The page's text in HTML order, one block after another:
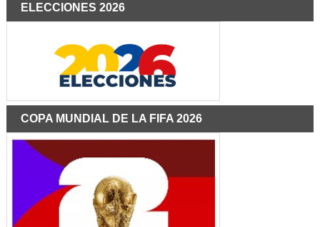
ELECCIONES 2026
COPA MUNDIAL DE LA FIFA 2026